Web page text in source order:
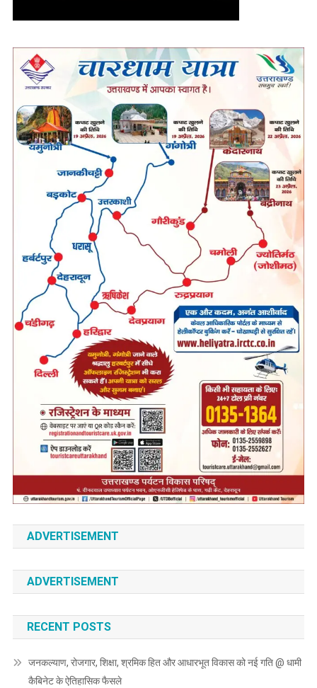
ADVERTISEMENT
ADVERTISEMENT
RECENT POSTS
जनकल्याण, रोजगार, शिक्षा, श्रमिक हित और आधारभूत विकास को नई गति @ धामी
कैबिनेट के ऐतिहासिक फैसले